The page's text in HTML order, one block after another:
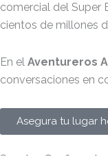
comercial del Super
cientos de millones
En el Aventureros
conversaciones en
Asegura tu lugar